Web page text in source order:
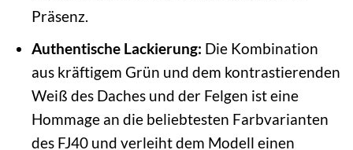
Präsenz.
Authentische Lackierung: Die Kombination
aus kräftigem Grün und dem kontrastierenden
Weiß des Daches und der Felgen ist eine
Hommage an die beliebtesten Farbvarianten
des FJ40 und verleiht dem Modell einen